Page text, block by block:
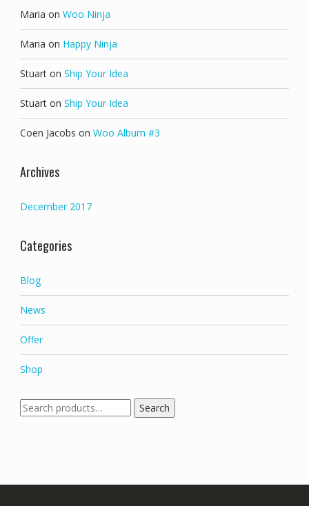
Maria on Woo Ninja
Maria on Happy Ninja
Stuarton Ship Your Idea
Stuarton Ship Your Idea
Coen Jacobs on Woo Album #3
Archives
December 2017
Categories
Blog
News
Offer
Shop
Search
for:
Search